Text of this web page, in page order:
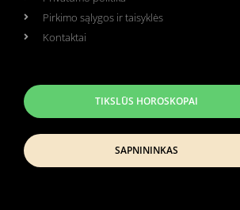
Pirkimo sąlygos ir taisyklės
Kontaktai
TIKSLŪS HOROSKOPAI
SAPNININKAS